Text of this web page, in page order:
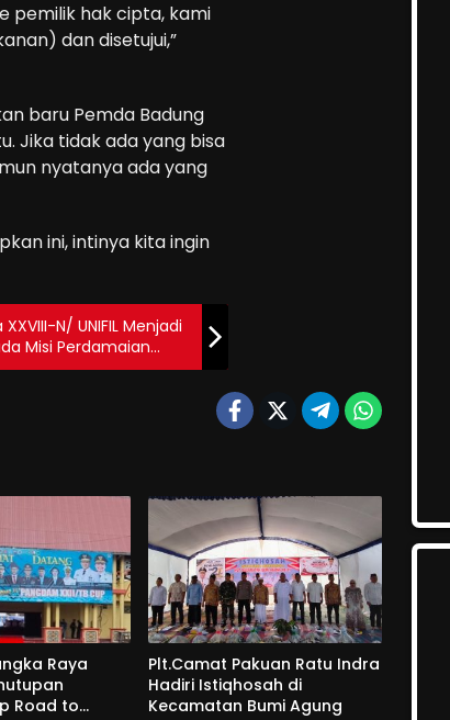
pemilik hak cipta, kami
dan disetujui,”
baru Pemda Badung
Jika tidak ada yang bisa
nyatanya ada yang
ini, intinya kita ingin
N/ UNIFIL Menjadi
Misi Perdamaian
Raya
Road to
Plt.Camat Pakuan Ratu Indra
Hadiri Istiqhosah di
Kecamatan Bumi Agung